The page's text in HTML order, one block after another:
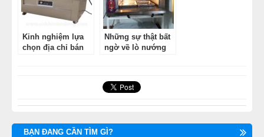
Kinh nghiệm lựa
chọn địa chỉ bán
Những sự thật bất
ngờ về lò nướng
BẠN ĐANG CẦN TÌM GÌ?